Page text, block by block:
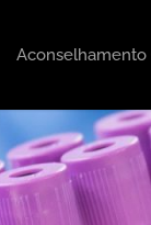
Aconselhamento